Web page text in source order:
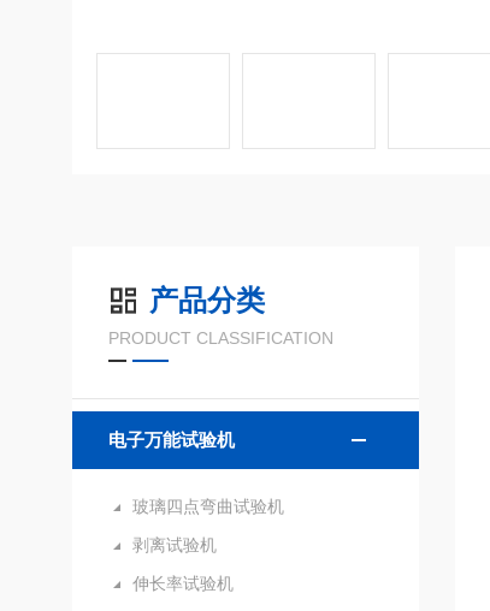
产品分类
PRODUCT CLASSIFICATION
电子万能试验机
玻璃四点弯曲试验机
剥离试验机
伸长率试验机